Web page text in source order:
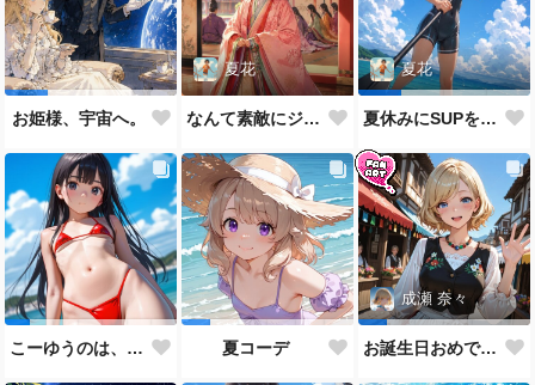
お姫様、宇宙へ。
夏花
なんて素敵にジャパネスクなあの子
夏花
夏休みにSUPをするあの子
こーゆうのは、まだちょっと早いと思うけどなぁ・・・。 夏コーデ
成瀬 奈々
お誕生日おめでとうございます。